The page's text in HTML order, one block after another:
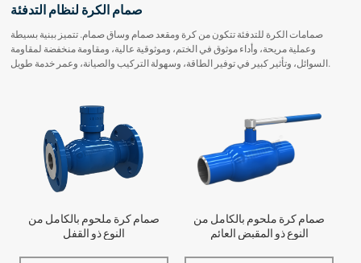
صمام الكرة لنظام التدفئة
صمامات الكرة للتدفئة تتكون من كرة ومقعد صمام وساق صمام. تتميز ببنية بسيطة
وعملية مريحة، وأداء موثوق في الختم، وموثوقية عالية، ومقاومة منخفضة لمقاومة
السوائل، وتأثير كبير في توفير الطاقة، وسهولة التركيب والصيانة، وعمر خدمة طويل.
صمام كرة ملحوم بالكامل من
النوع ذو القفل
صمام كرة ملحوم بالكامل من
النوع ذو المقبض العائم